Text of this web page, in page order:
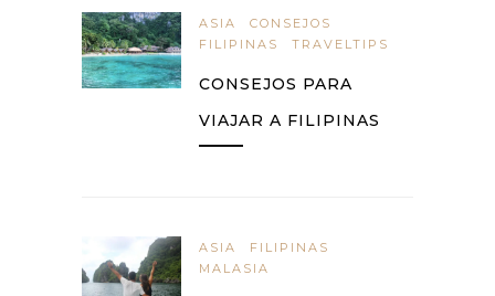
ASIA
CONSEJOS
FILIPINAS
TRAVELTIPS
CONSEJOS PARA
VIAJAR A FILIPINAS
ASIA
FILIPINAS
MALASIA